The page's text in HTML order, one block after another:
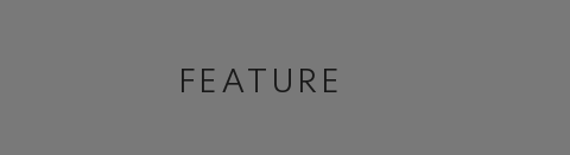
FEATURE